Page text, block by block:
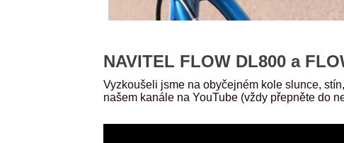
NAVITEL FLOW DL800 a
Vyzkoušeli jsme na obyčejném kole slunce,
našem kanále na YouTube (vždy přepněte do